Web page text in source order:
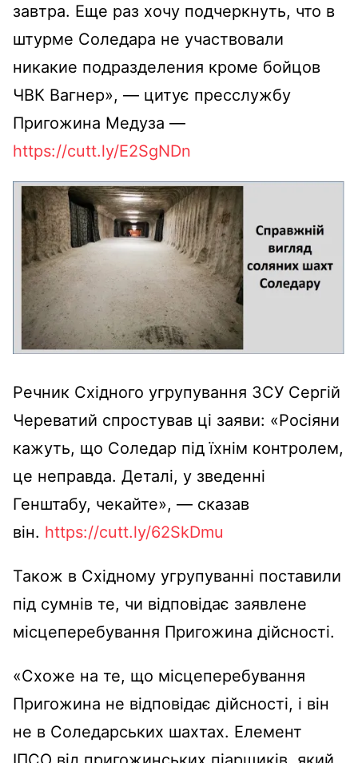
завтра. Еще раз хочу подчеркнуть, что в
штурме Соледара не участвовали
никакие подразделения кроме бойцов
ЧВК Вагнер», — цитує пресслужбу
Пригожина Медуза —
https://cutt.ly/E2SgNDn
Речник Східного угрупування ЗСУ Сергій
Череватий спростував ці заяви: «Росіяни
кажуть, що Соледар під їхнім контролем,
це неправда. Деталі, у зведенні
Генштабу, чекайте», — сказав
він. https://cutt.ly/62SkDmu
Також в Східному угрупуванні поставили
під сумнів те, чи відповідає заявлене
місцеперебування Пригожина дійсності.
«Схоже на те, що місцеперебування
Пригожина не відповідає дійсності, і він
не в Соледарських шахтах. Елемент